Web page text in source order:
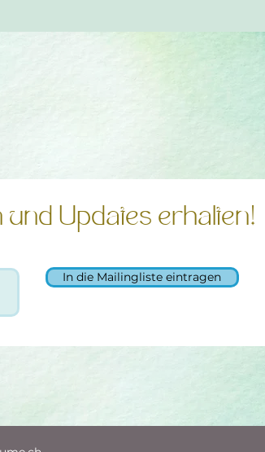
Updates erhalten!
In die Mailingliste eintragen